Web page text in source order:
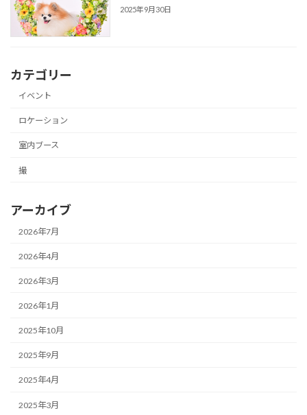
2025年9月30日
カテゴリー
イベント
ロケーション
室内ブース
撮
アーカイブ
2026年7月
2026年4月
2026年3月
2026年1月
2025年10月
2025年9月
2025年4月
2025年3月